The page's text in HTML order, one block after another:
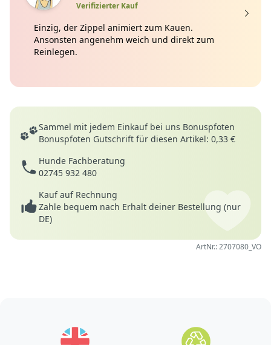
Verifizierter Kauf
Einzig, der Zippel animiert zum Kauen.
Ansonsten angenehm weich und direkt zum
Reinlegen.
Deine Vorteile
Sammel mit jedem Einkauf bei uns Bonuspfoten
Bonuspfoten Gutschrift für diesen Artikel: 0,33 €
Hunde Fachberatung
02745 932 480
Kauf auf Rechnung
Zahle bequem nach Erhalt deiner Bestellung (nur
DE)
ArtNr.: 2707080_VO